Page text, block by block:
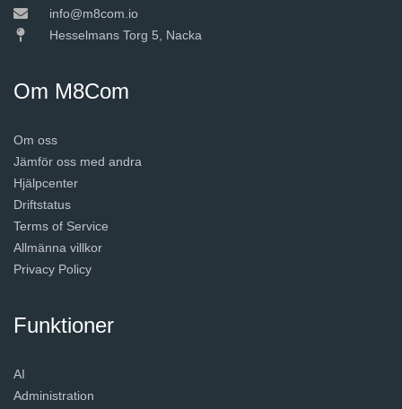
info@m8com.io
Hesselmans Torg 5, Nacka
Om M8Com
Om oss
Jämför oss med andra
Hjälpcenter
Driftstatus
Terms of Service
Allmänna villkor
Privacy Policy
Funktioner
AI
Administration